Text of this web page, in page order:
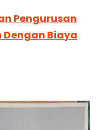
Pengurusan
Dengan Biaya